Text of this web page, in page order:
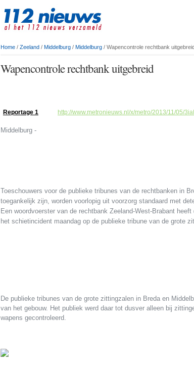
Home / Zeeland / Middelburg / Middelburg / Wapencontrole rechtbank
Wapencontrole rechtbank uitgebreid
Reportage 1 http://www.metronieuws.nl/x/metro/2013/11/05/
Middelburg -
Toeschouwers voor de publieke tribunes van de rechtbanken in
toegankelijk zijn, worden voorlopig uit voorzorg standaard met
Een woordvoerster van de rechtbank Zeeland-West-Brabant
het schietincident maandag op de publieke tribune van de grote
De publieke tribunes van de grote zittingzalen in Breda en
van het gebouw. Het publiek werd daar tot dusver alleen bij
wapens gecontroleerd.